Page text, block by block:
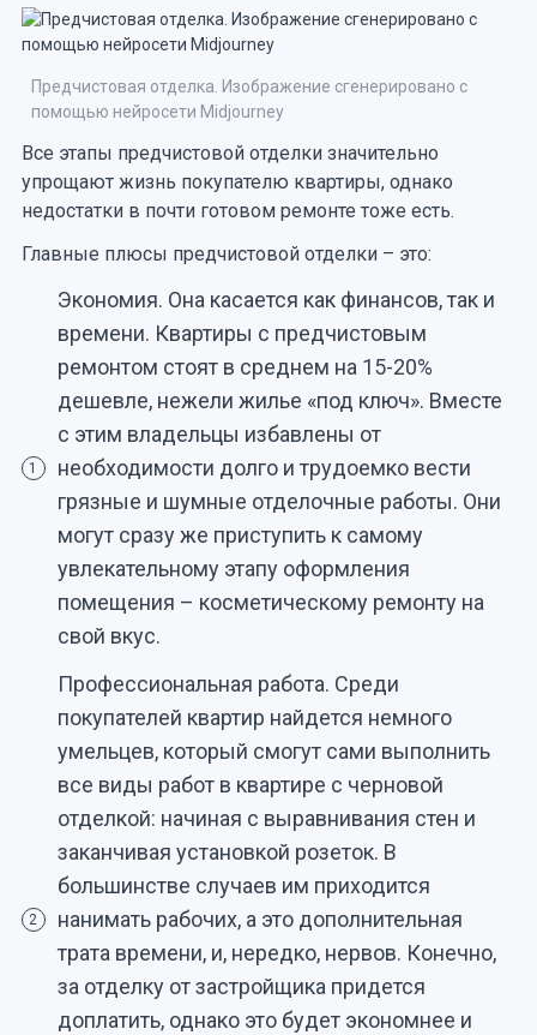
Предчистовая отделка. Изображение сгенерировано с
помощью нейросети Midjourney
Все этапы предчистовой отделки значительно
упрощают жизнь покупателю квартиры, однако
недостатки в почти готовом ремонте тоже есть.
Главные плюсы предчистовой отделки – это:
1
Экономия. Она касается как финансов, так и
времени. Квартиры с предчистовым
ремонтом стоят в среднем на 15-20%
дешевле, нежели жилье «под ключ». Вместе
с этим владельцы избавлены от
необходимости долго и трудоемко вести
грязные и шумные отделочные работы. Они
могут сразу же приступить к самому
увлекательному этапу оформления
помещения – косметическому ремонту на
свой вкус.
2
Профессиональная работа. Среди
покупателей квартир найдется немного
умельцев, который смогут сами выполнить
все виды работ в квартире с черновой
отделкой: начиная с выравнивания стен и
заканчивая установкой розеток. В
большинстве случаев им приходится
нанимать рабочих, а это дополнительная
трата времени, и, нередко, нервов. Конечно,
за отделку от застройщика придется
доплатить, однако это будет экономнее и